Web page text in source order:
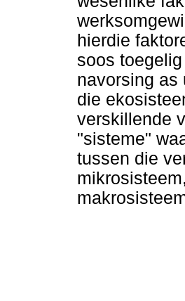
hierdie
soos
navorsing as
die
verskillende
"sisteme"
tussen die